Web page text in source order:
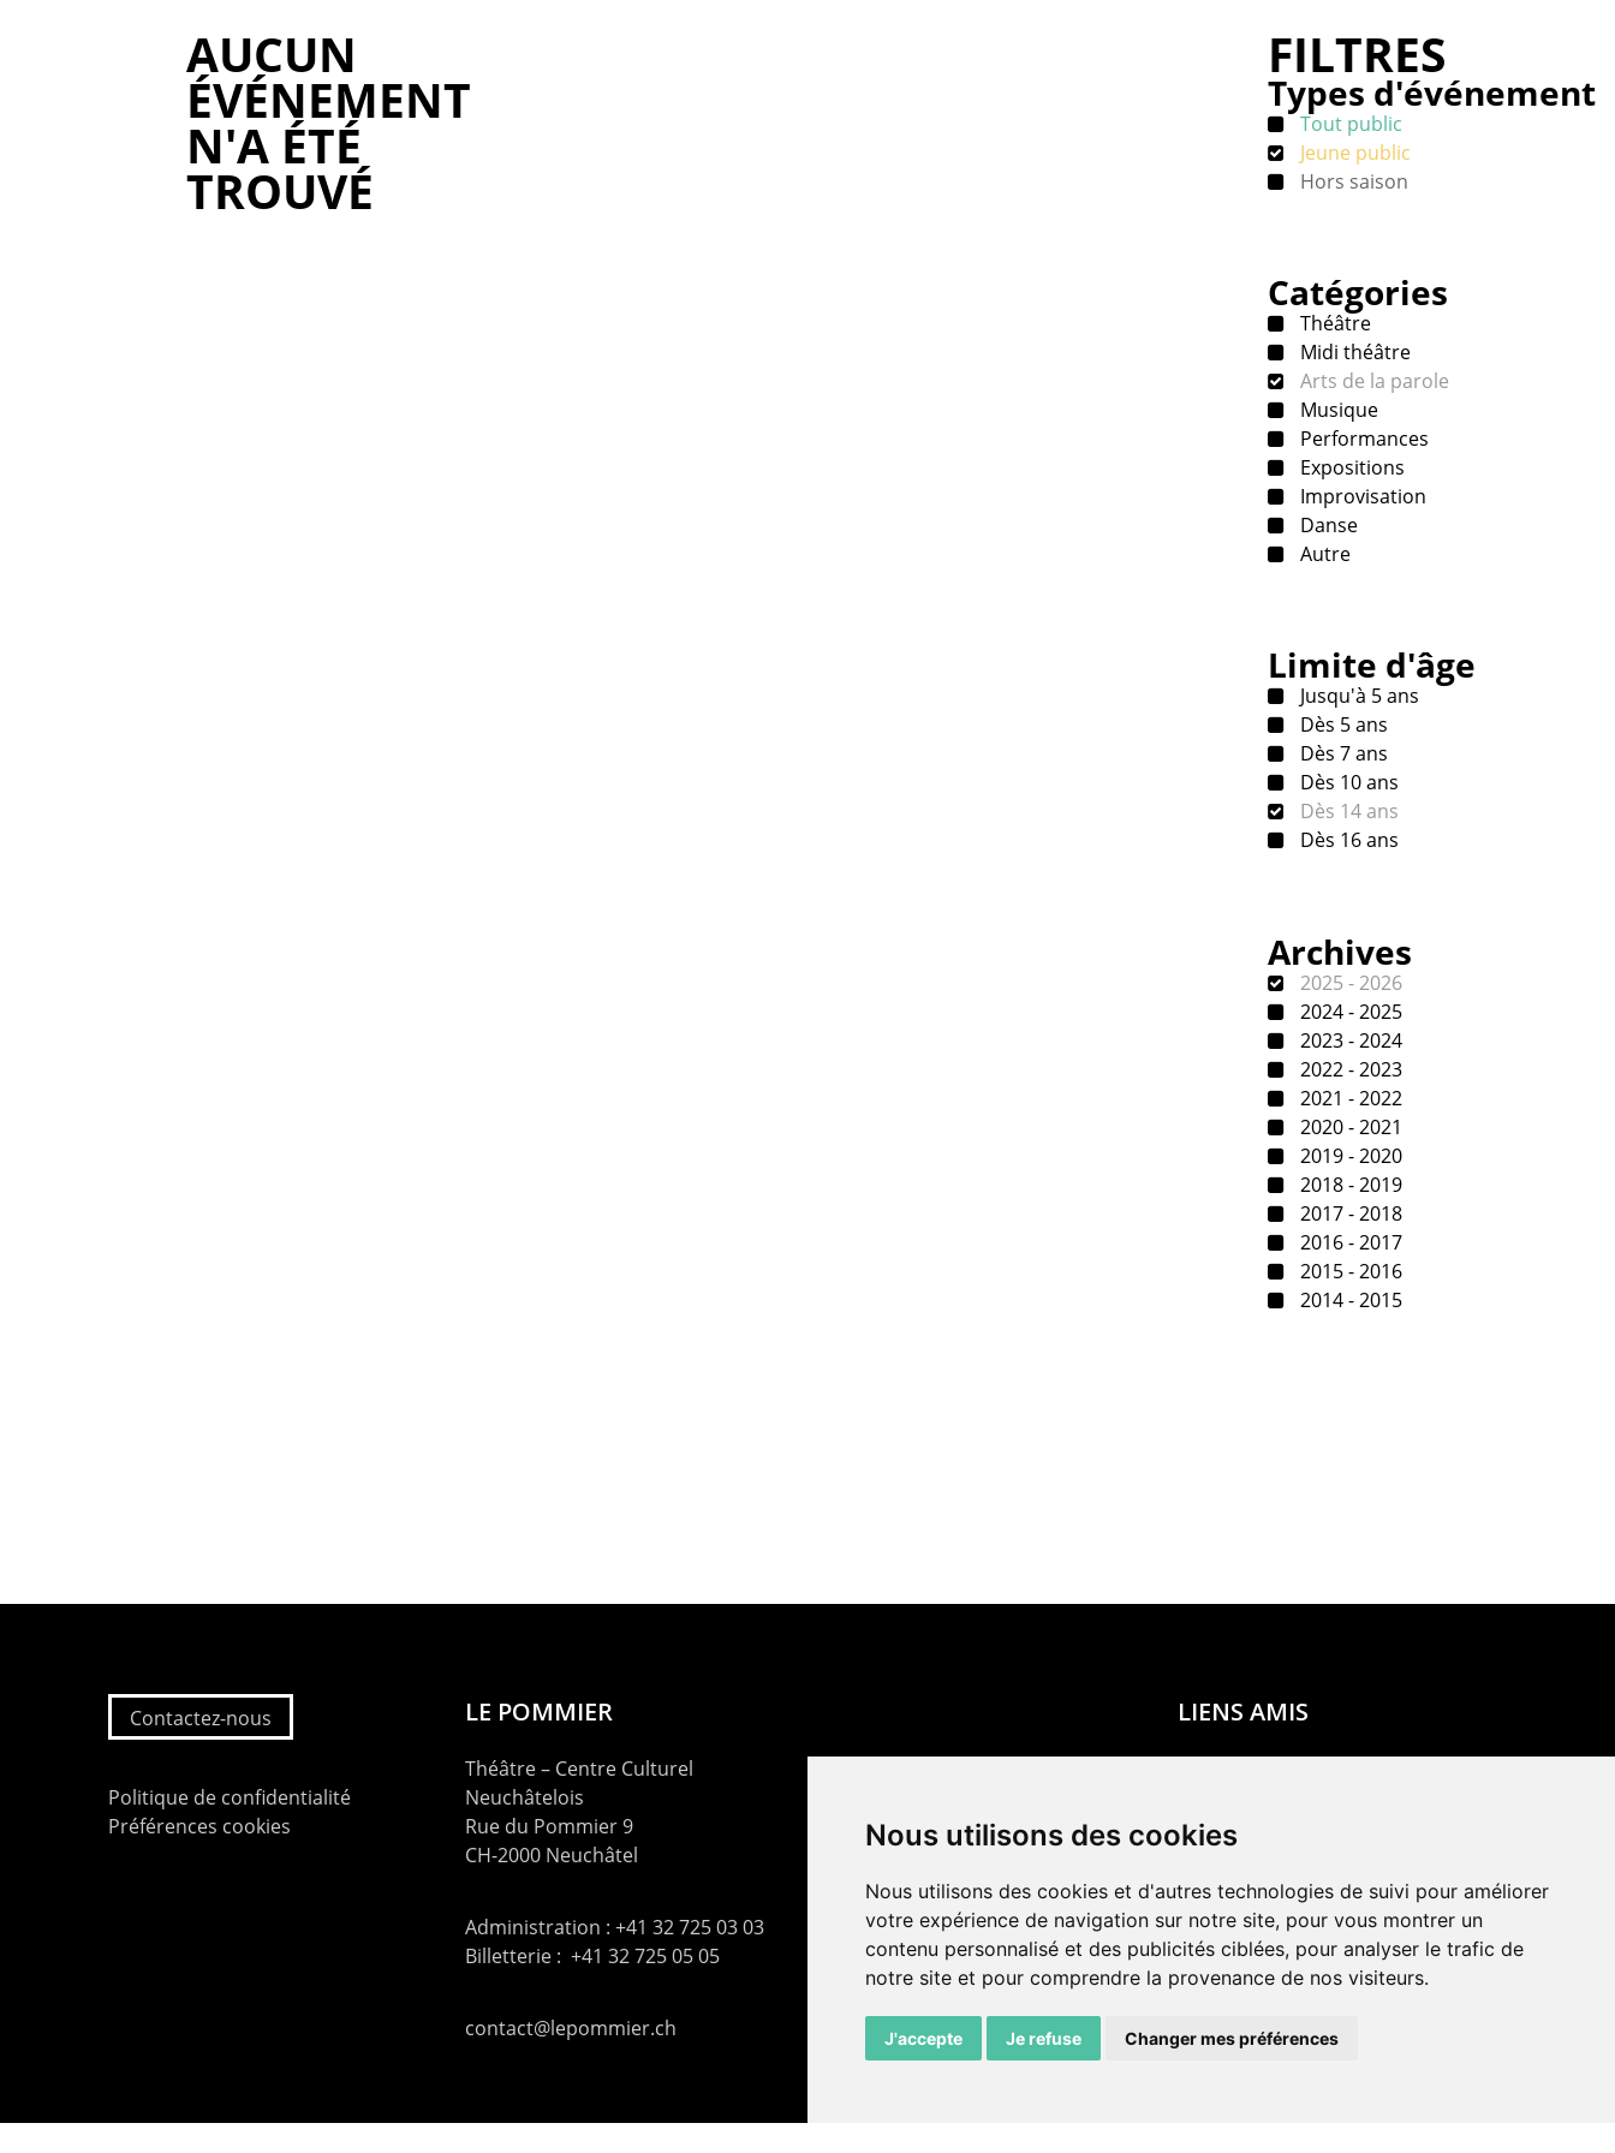
Nous utilisons des cookies
Nous utilisons des cookies et d'autres technologies de suivi pour améliorer
votre expérience de navigation sur notre site, pour vous montrer un
contenu personnalisé et des publicités ciblées, pour analyser le trafic de
notre site et pour comprendre la provenance de nos visiteurs.
J'accepte Je refuse Changer mes préférences
AUCUN
ÉVÉNEMENT
N'A ÉTÉ
TROUVÉ
FILTRES
Types d'événement
Tout public
Jeune public
Hors saison
Catégories
Théâtre
Midi théâtre
Arts de la parole
Musique
Performances
Expositions
Improvisation
Danse
Autre
Limite d'âge
Jusqu'à 5 ans
Dès 5 ans
Dès 7 ans
Dès 10 ans
Dès 14 ans
Dès 16 ans
Archives
2025 - 2026
2024 - 2025
2023 - 2024
2022 - 2023
2021 - 2022
2020 - 2021
2019 - 2020
2018 - 2019
2017 - 2018
2016 - 2017
2015 - 2016
2014 - 2015
Contactez-nous
Politique de confidentialité
Préférences cookies
LE POMMIER
Théâtre – Centre Culturel
Neuchâtelois
Rue du Pommier 9
CH-2000 Neuchâtel
Administration : +41 32 725 03 03
Billetterie : +41 32 725 05 05
contact@lepommier.ch
LIENS AMIS